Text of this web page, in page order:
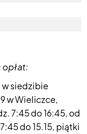
opłat:
w siedzibie
w Wieliczce,
7:45 do 16:45, od
do 15.15, piątki